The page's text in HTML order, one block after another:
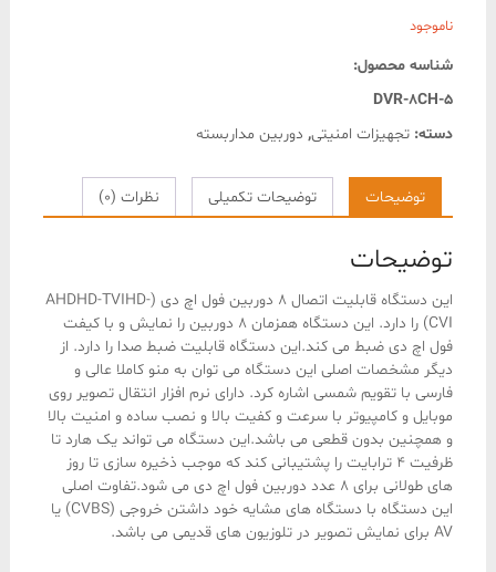
ناموجود
شناسه محصول:
DVR-8CH-5
دسته: تجهیزات امنیتی, دوربین مداربسته
توضیحات توضیحات تکمیلی نظرات (0)
توضیحات
این دستگاه قابلیت اتصال 8 دوربین فول اچ دی (AHDHD-TVIHD-
CVI) را دارد. این دستگاه همزمان 8 دوربین را نمایش و با کیفت
فول اچ دی ضبط می کند.این دستگاه قابلیت ضبط صدا را دارد. از
دیگر مشخصات اصلی این دستگاه می توان به منو کاملا عالی و
فارسی با تقویم شمسی اشاره کرد. دارای نرم افزار انتقال تصویر روی
موبایل و کامپیوتر با سرعت و کفیت بالا و نصب ساده و امنیت بالا
و همچنین بدون قطعی می باشد.این دستگاه می تواند یک هارد تا
ظرفیت 4 ترابایت را پشتیبانی کند که موجب ذخیره سازی تا روز
های طولانی برای 8 عدد دوربین فول اچ دی می شود.تفاوت اصلی
این دستگاه با دستگاه های مشایه خود داشتن خروجی (CVBS) یا
AV برای نمایش تصویر در تلوزیون های قدیمی می باشد.